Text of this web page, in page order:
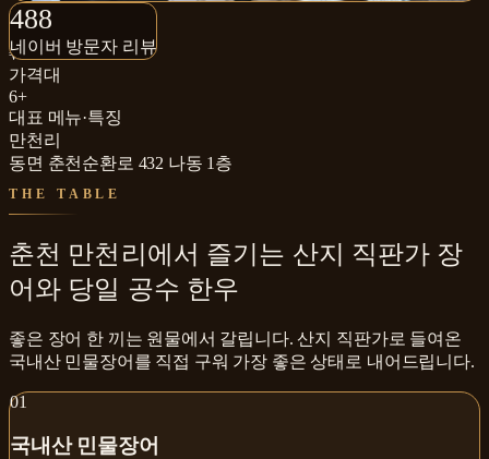
488
네이버 방문자 리뷰
488+
네이버 방문자 리뷰
₩₩
가격대
6+
대표 메뉴·특징
만천리
동면 춘천순환로 432 나동 1층
THE TABLE
춘천 만천리에서 즐기는 산지 직판가 장
어와 당일 공수 한우
좋은 장어 한 끼는 원물에서 갈립니다. 산지 직판가로 들여온
국내산 민물장어를 직접 구워 가장 좋은 상태로 내어드립니다.
01
국내산 민물장어